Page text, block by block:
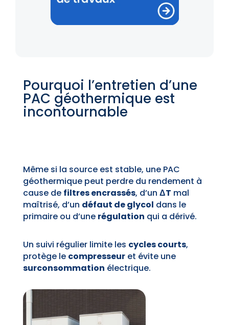
Pourquoi l’entretien d’une
PAC géothermique est
incontournable
Même si la source est stable, une PAC
géothermique peut perdre du rendement à
cause de filtres encrassés, d’un ΔT mal
maîtrisé, d’un défaut de glycol dans le
primaire ou d’une régulation qui a dérivé.
Un suivi régulier limite les cycles courts,
protège le compresseuret évite une
surconsommation électrique.